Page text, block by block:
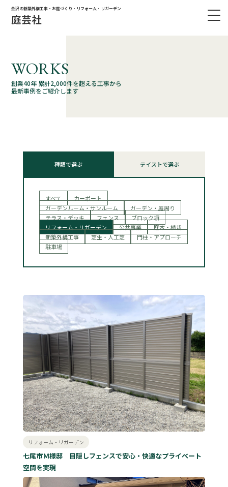
金沢の新築外構工事・お庭づくり・リフォーム・リガーデン
WORKS
創業40年 累計2,000件を超える工事から
最新事例をご紹介します
種類で選ぶ テイストで選ぶ
すべて
カーポート
ガーデンルーム・サンルーム
ガーデン・庭周り
テラス・デッキ
フェンス
ブロック塀
リフォーム・リガーデン
公共事業
庭木・植栽
新築外構工事
芝生・人工芝
門柱・アプローチ
駐車場
リフォーム・リガーデン
七尾市Ｍ様邸 目隠しフェンスで安心・快適なプライベート
空間を実現